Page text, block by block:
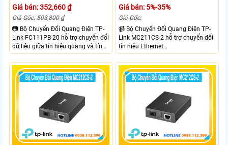
Giá bán: 352,660 ₫
Giá Gốc: 503,800 ₫
📷 Bộ Chuyển Đổi Quang Điện TP-
Link FC111PB-20 hỗ trợ chuyển đổi
dữ liệu giữa tín hiệu quang và tín
hiệu điện với tốc độ 10/100Mbps,
mở rộng khoảng cách truyền lên
đến 20km. Công nghệ WDM cho
phép truyền nhận dữ liệu trên một
Giá bán: 5%-35%
Giá Gốc:
📹 Bộ Chuyển Đổi Quang Điện TP-
Link MC211CS-2 hỗ trợ chuyển đổi
tín hiệu Ethernet
10/100/1000Mbps sang kết nối
cáp quang Gigabit Single Mode SC
WDM hai chiều. Trang bị 1 cổng
RJ45 Gigabit Auto MDI/MDIX và 1
liệu hai chiều đồng thời lên đến